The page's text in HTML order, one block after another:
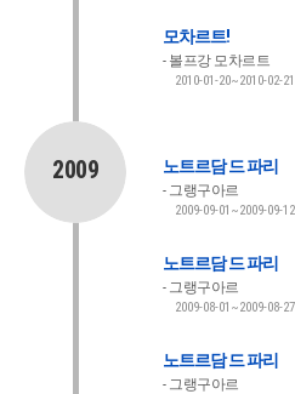
모차르트!
볼프강 모차르트
2010-01-20~2010-02-21
2009 노트르담 드 파리
그랭구아르
2009-09-01~2009-09-12
노트르담 드 파리
그랭구아르
2009-08-01~2009-08-27
노트르담 드 파리
그랭구아르